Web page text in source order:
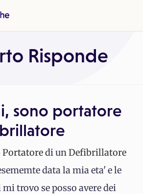
Risponde
sono portatore
Portatoredi unDefibrillatore
data la mia eta' e le
trovo se posso avere dei